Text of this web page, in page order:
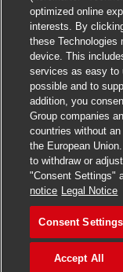
optimized online
interests. By
these Technologies
device. This
services as easy to
possible and to
addition, you
Group companies
countries without
the European
to withdraw or
"Consent Settings"
notice Legal Notice
Consent Settings
Accept All